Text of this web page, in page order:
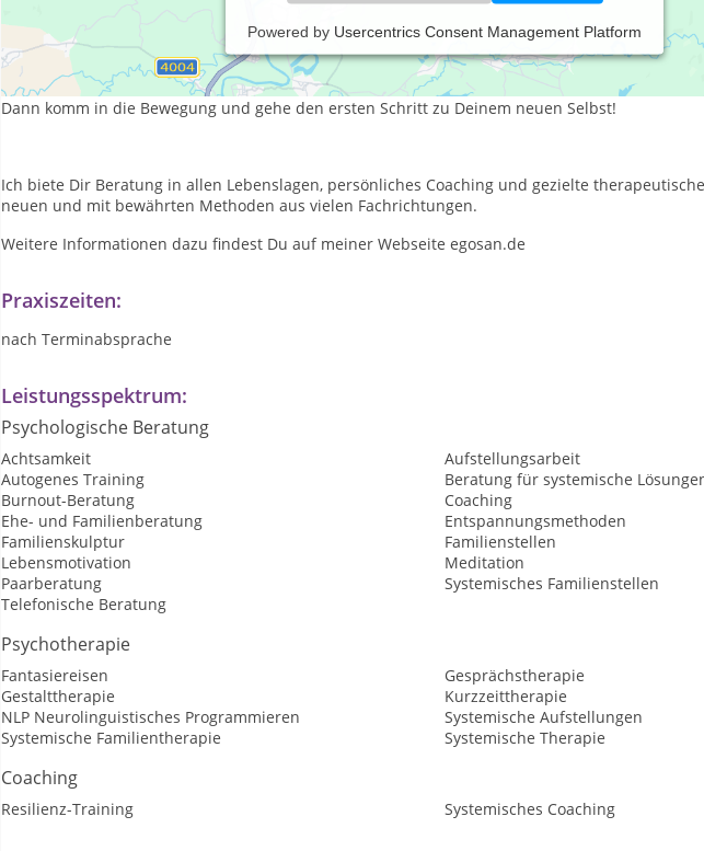
Powered by Usercentrics Consent Management Platform
Du bist auf der Suche – nach neuen Wegen, nach Lösungen alter Probleme? Du spürst, dass
was Beachtung einfordert? Du hast etwas Neues entdeckt, dem Du in Dir einen Platz geben
Dann komm in die Bewegung und gehe den ersten Schritt zu Deinem neuen Selbst!
Ich biete Dir Beratung in allen Lebenslagen, persönliches Coaching und gezielte
neuen und mit bewährten Methoden aus vielen Fachrichtungen.
Weitere Informationen dazu findest Du auf meiner Webseite egosan.de
Praxiszeiten:
nach Terminabsprache
Leistungsspektrum:
Psychologische Beratung
Achtsamkeit
Aufstellungsarbeit
Autogenes Training
Beratung für systemische
Burnout-Beratung
Coaching
Ehe- und Familienberatung
Entspannungsmethoden
Familienskulptur
Familienstellen
Lebensmotivation
Meditation
Paarberatung
Systemisches Familienstellen
Telefonische Beratung
Psychotherapie
Fantasiereisen
Gesprächstherapie
Gestalttherapie
Kurzzeittherapie
NLP Neurolinguistisches Programmieren
Systemische Aufstellungen
Systemische Familientherapie
Systemische Therapie
Coaching
Resilienz-Training Systemisches Coaching